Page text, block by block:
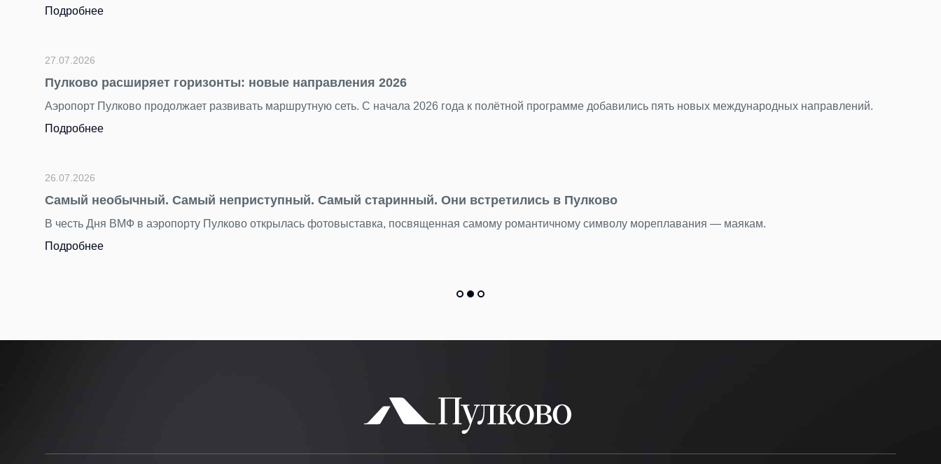
2026 года к полётной программе добавились пять новых международных направлений.
Они встретились в Пулково
самому романтичному символу мореплавания — маякам.
«Нечего смотреть» — самый несправедливый миф о столице